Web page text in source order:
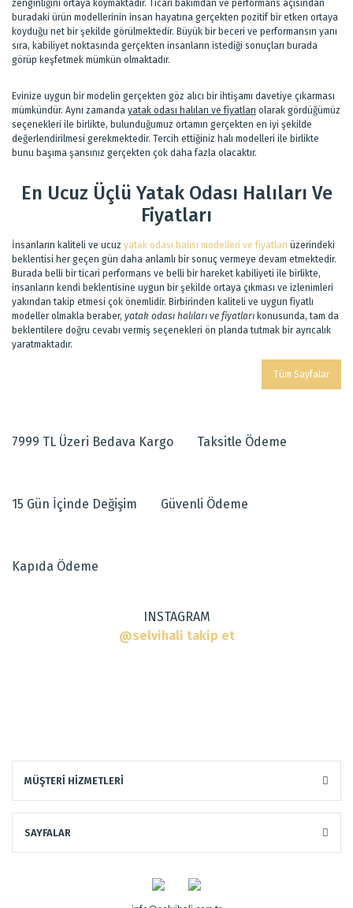
zenginliğini ortaya koymaktadır. Ticari bakımdan ve performans açısından
buradaki ürün modellerinin insan hayatına gerçekten pozitif bir etken ortaya
koyduğu net bir şekilde görülmektedir. Büyük bir beceri ve performansın yanı
sıra, kabiliyet noktasında gerçekten insanların istediği sonuçları burada
görüp keşfetmek mümkün olmaktadır.
Evinize uygun bir modelin gerçekten göz alıcı bir ihtişamı davetiye çıkarması
mümkündür. Aynı zamanda yatak odası halıları ve fiyatları olarak gördüğümüz
seçenekleri ile birlikte, bulunduğumuz ortamın gerçekten en iyi şekilde
değerlendirilmesi gerekmektedir. Tercih ettiğiniz halı modelleri ile birlikte
bunu başıma şansınız gerçekten çok daha fazla olacaktır.
En Ucuz Üçlü Yatak Odası Halıları Ve
Fiyatları
İnsanların kaliteli ve ucuz yatak odası halısı modelleri ve fiyatları üzerindeki
beklentisi her geçen gün daha anlamlı bir sonuç vermeye devam etmektedir.
Burada belli bir ticari performans ve belli bir hareket kabiliyeti ile birlikte,
insanların kendi beklentisine uygun bir şekilde ortaya çıkması ve izlenimleri
yakından takip etmesi çok önemlidir. Birbirinden kaliteli ve uygun fiyatlı
modeller olmakla beraber, yatak odası halıları ve fiyatları konusunda, tam da
beklentilere doğru cevabı vermiş seçenekleri ön planda tutmak bir ayrıcalık
yaratmaktadır.
Tüm Sayfalar
7999 TL Üzeri Bedava Kargo Taksitle Ödeme
15 Gün İçinde Değişim Güvenli Ödeme
Kapıda Ödeme
INSTAGRAM
@selvihali takip et
MÜŞTERİ HİZMETLERİ
SAYFALAR